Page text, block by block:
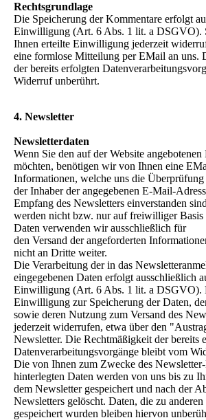
Rechtsgrundlage
Die Speicherung der Kommentare erfolgt
Einwilligung (Art. 6 Abs. 1 lit. a DSGVO).
Ihnen erteilte Einwilligung jederzeit
eine formlose Mitteilung per EMail an uns.
der bereits erfolgten
Widerruf unberührt.
4. Newsletter
Newsletterdaten
Wenn Sie den auf der Website
möchten, benötigen wir von Ihnen eine
Informationen, welche uns die Überprüfung
der Inhaber der angegebenen E-Mail-
Empfang des Newsletters einverstanden
werden nicht bzw. nur auf freiwilliger Basis
Daten verwenden wir ausschließlich für
den Versand der angeforderten
nicht an Dritte weiter.
Die Verarbeitung der in das
eingegebenen Daten erfolgt ausschließlich
Einwilligung (Art. 6 Abs. 1 lit. a DSGVO).
Einwilligung zur Speicherung der Daten,
sowie deren Nutzung zum Versand des
jederzeit widerrufen, etwa über den
Newsletter. Die Rechtmäßigkeit der bereits
Datenverarbeitungsvorgänge bleibt vom
Die von Ihnen zum Zwecke des
hinterlegten Daten werden von uns bis zu
dem Newsletter gespeichert und nach der
Newsletters gelöscht. Daten, die zu
gespeichert wurden bleiben hiervon